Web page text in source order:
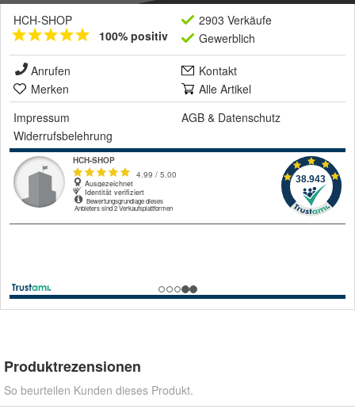
HCH-SHOP
100% positiv
2903 Verkäufe
Gewerblich
Anrufen
Kontakt
Merken
Alle Artikel
Impressum
AGB & Datenschutz
Widerrufsbelehrung
Produktrezensionen
So beurteilen Kunden dieses Produkt.